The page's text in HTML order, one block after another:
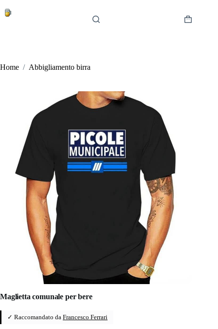
Carrello
Home / Abbigliamento birra
Maglietta comunale per bere
✓ Raccomandato da Francesco Ferrari